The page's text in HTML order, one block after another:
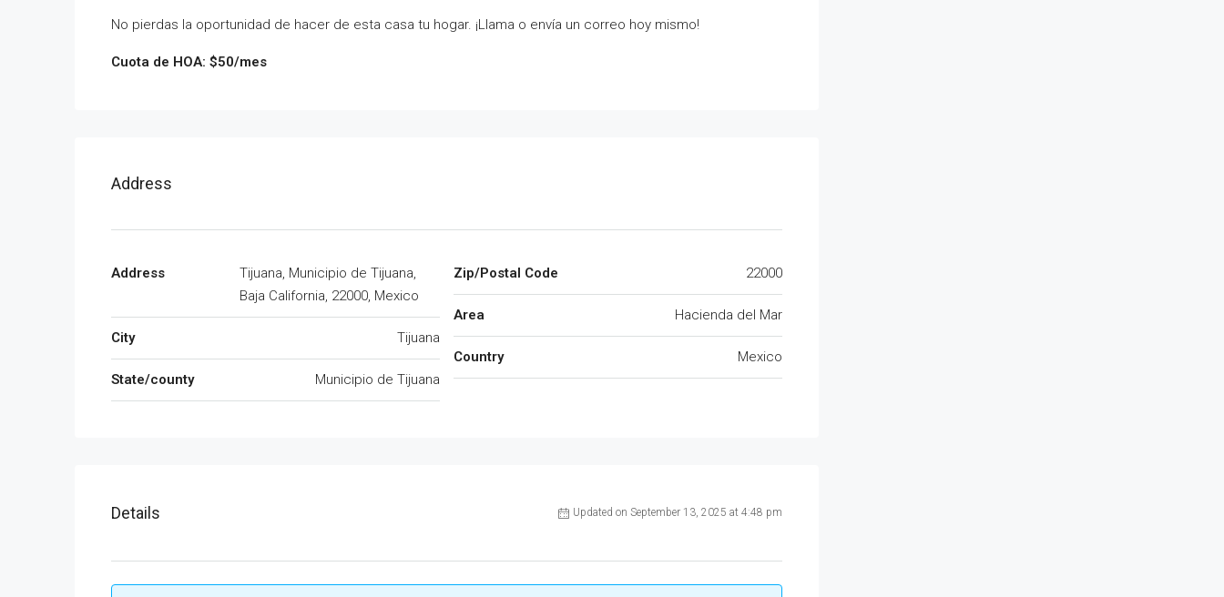
No pierdas la oportunidad de hacer de esta casa tu hogar. ¡Llama o envía un correo hoy mismo!
Cuota de HOA: $50/mes
Address
Address
Tijuana, Municipio de Tijuana,
Baja California, 22000, Mexico
City Tijuana
State/county Municipio de Tijuana
Zip/Postal Code 22000
Area Hacienda del Mar
Country Mexico
Details Updated on September 13, 2025 at 4:48 pm